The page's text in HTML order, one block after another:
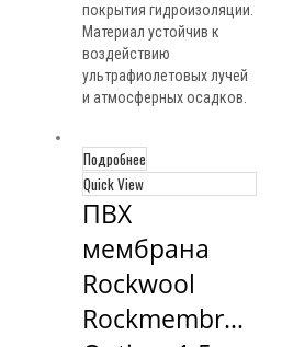
покрытия гидроизоляции.
Материал устойчив к
воздействию
ультрафиолетовых лучей
и атмосферных осадков.
Подробнее
Quick View
ПВХ
мембрана
Rockwool
Rockmembrane